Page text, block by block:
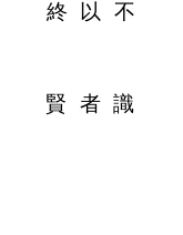
終 以 不
賢 者 識